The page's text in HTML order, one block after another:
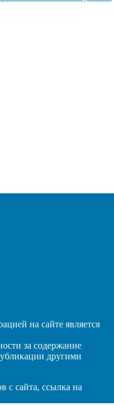
на сайте является
за содержание
другими
с сайта, ссылка на